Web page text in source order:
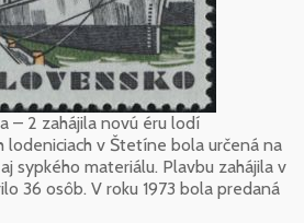
– 2 zahájila novú éru lodí
lodeniciach v Štetíne bola určená na
sypkého materiálu. Plavbu zahájila v
36 osôb. V roku 1973 bola predaná